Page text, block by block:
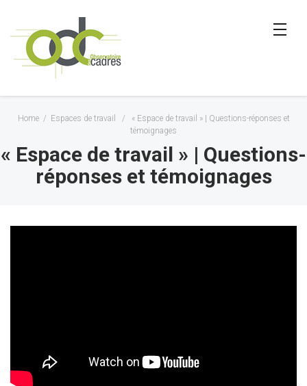
Home / Espaces de travail /
« Espace de travail » | Questions-réponses et
témoignages
« Espace de travail » | Questions-
réponses et témoignages